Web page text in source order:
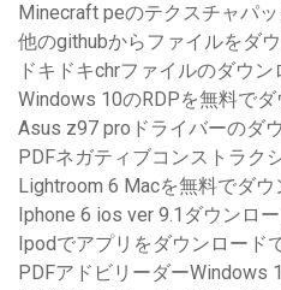
Minecraft peのテクスチャパ
他のgithubからファイルをダ
ドキドキchrファイルのダウン
Windows 10のRDPを無料でダ
Asus z97 proドライバーのダ
PDFネガティブコンストラク
Lightroom 6 Macを無料でダウ
Iphone 6 ios ver 9.1ダウンロ
Ipodでアプリをダウンロード
PDFアドビリーダーWindows